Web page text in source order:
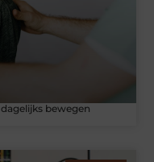
bewegen